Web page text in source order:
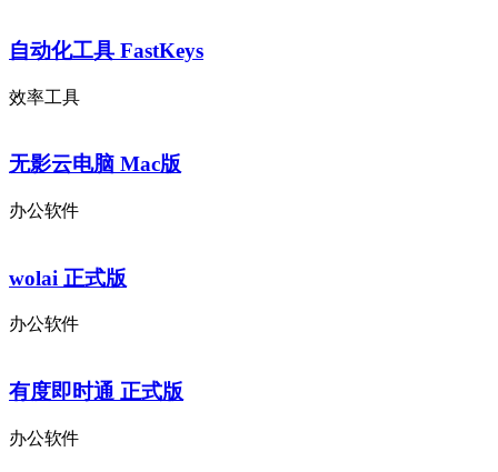
自动化工具 FastKeys
效率工具
无影云电脑 Mac版
办公软件
wolai 正式版
办公软件
有度即时通 正式版
办公软件